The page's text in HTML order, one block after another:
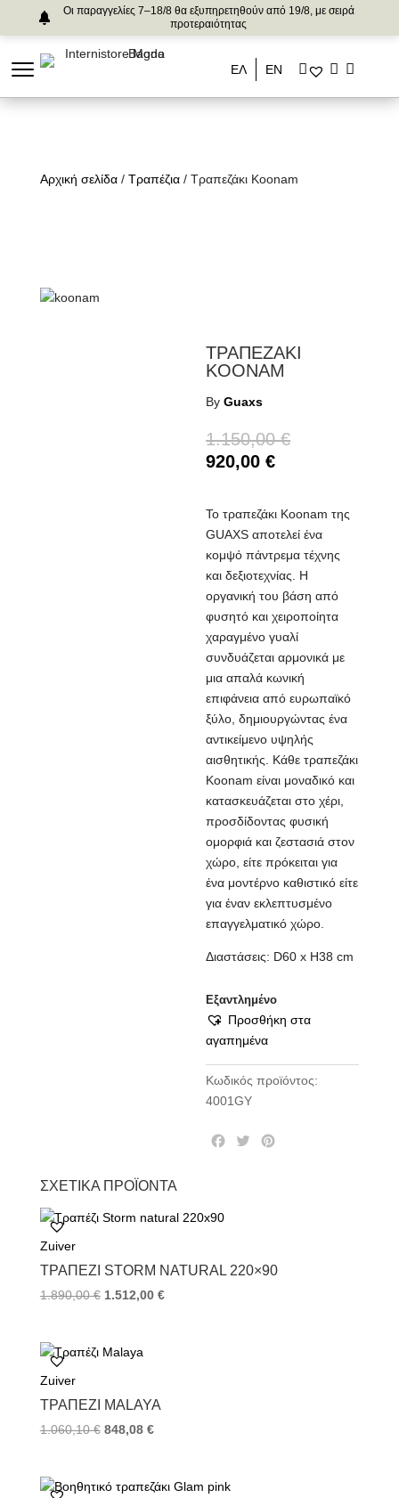
Οι παραγγελίες 7–18/8 θα εξυπηρετηθούν από 19/8, με σειρά
προτεραιότητας
ΕΛ ΕΝ
Αρχική σελίδα/ Τραπέζια/ Τραπεζάκι Koonam
ΤΡΑΠΕΖΑΚΙ
KOONAM
ByGuaxs
1.150,00€
920,00€
Το τραπεζάκι Koonam της
GUAXS αποτελεί ένα
κομψό πάντρεμα τέχνης
και δεξιοτεχνίας. Η
οργανική του βάση από
φυσητό και χειροποίητα
χαραγμένο γυαλί
συνδυάζεται αρμονικά με
μια απαλά κωνική
επιφάνεια από ευρωπαϊκό
ξύλο, δημιουργώντας ένα
αντικείμενο υψηλής
αισθητικής. Κάθε τραπεζάκι
Koonam είναι μοναδικό και
κατασκευάζεται στο χέρι,
προσδίδοντας φυσική
ομορφιά και ζεστασιά στον
χώρο, είτε πρόκειται για
ένα μοντέρνο καθιστικό είτε
για έναν εκλεπτυσμένο
επαγγελματικό χώρο.
Διαστάσεις: D60 x H38 cm
Εξαντλημένο
Προσθήκη στα
αγαπημένα
Κωδικός προϊόντος:
4001GY
k
T
s
ΣΧΕΤΙΚΆ ΠΡΟΪΌΝΤΑ
Zuiver
ΤΡΑΠΈΖΙ STORM NATURAL 220×90
1.890,00€ 1.512,00 €
Zuiver
ΤΡΑΠΈΖΙ MALAYA
1.060,10€ 848,08 €